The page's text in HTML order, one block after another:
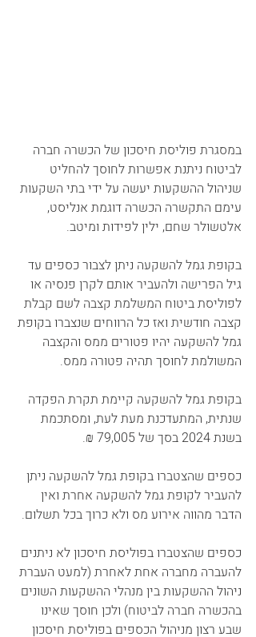
במסגרת פוליסת חיסכון של הכשרה חברה
לביטוח ניתנת אפשרות לחוסך להחליט
שניהול ההשקעות יעשה על ידי בתי השקעות
עימם התקשרה הכשרה דוגמת אנליסט,
אלטשולר שחם, ילין לפידות ומיטב.
בקופת גמל להשקעה ניתן לצבור כספים עד
גיל הפרישה ולהעביר אותם לקרן פנסיה או
לפוליסת ביטוח המשלמת קצבה לשם קבלת
קצבה חודשית ואז כל הרווחים שנצברו בקופת
גמל להשקעה יהיו פטורים ממס והקצבה
המשולמת לחוסך תהיה פטורה ממס.
בקופת גמל להשקעה קיימת תקרת הפקדה
שנתית, המתעדכנת מעת לעת, ומסתכמת
בשנת 2024 בסך של 79,005 ₪.
כספים שהצטברו בקופת גמל להשקעה ניתן
להעביר לקופת גמל להשקעה אחרת ואין
הדבר מהווה אירוע מס ולא כרוך בכל תשלום.
כספים שהצטברו בפוליסת חיסכון לא ניתנים
להעברה מחברה אחת לאחרת (למעט העברת
ניהול ההשקעות בין מנהלי ההשקעות השונים
בהכשרה חברה לביטוח) ולכן חוסך שאינו
שבע רצון מניהול הכספים בפוליסת חיסכון